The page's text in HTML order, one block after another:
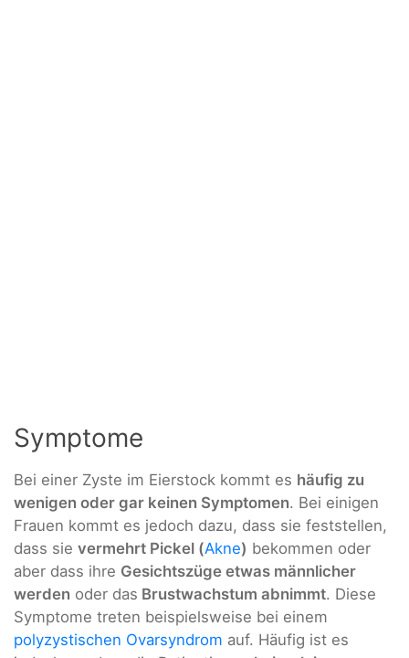
Symptome
Bei einer Zyste im Eierstock kommt es häufig zu
wenigen oder gar keinen Symptomen. Bei einigen
Frauen kommt es jedoch dazu, dass sie feststellen,
dass sie vermehrt Pickel (Akne) bekommen oder
aber dass ihre Gesichtszüge etwas männlicher
werden oder das Brustwachstum abnimmt. Diese
Symptome treten beispielsweise bei einem
polyzystischen Ovarsyndrom auf. Häufig ist es